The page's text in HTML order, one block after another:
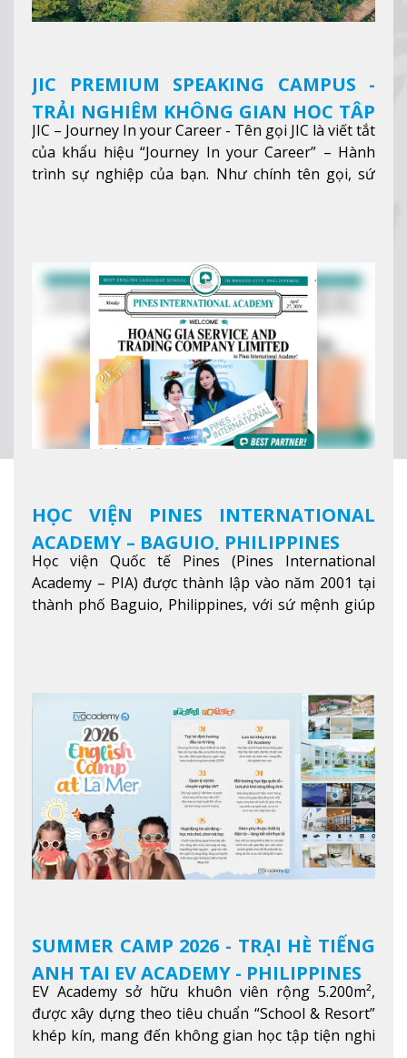
JIC PREMIUM SPEAKING CAMPUS -
TRẢI NGHIỆM KHÔNG GIAN HỌC TẬP
5 SAO TẠI BAGUIO
JIC – Journey In your Career - Tên gọi JIC là viết tắt
của khẩu hiệu “Journey In your Career” – Hành
trình sự nghiệp của bạn. Như chính tên gọi, sứ
HỌC VIỆN PINES INTERNATIONAL
ACADEMY – BAGUIO, PHILIPPINES
Học viện Quốc tế Pines (Pines International
Academy – PIA) được thành lập vào năm 2001 tại
thành phố Baguio, Philippines, với sứ mệnh giúp
SUMMER CAMP 2026 - TRẠI HÈ TIẾNG
ANH TẠI EV ACADEMY - PHILIPPINES
EV Academy sở hữu khuôn viên rộng 5.200m²,
được xây dựng theo tiêu chuẩn “School & Resort”
khép kín, mang đến không gian học tập tiện nghi